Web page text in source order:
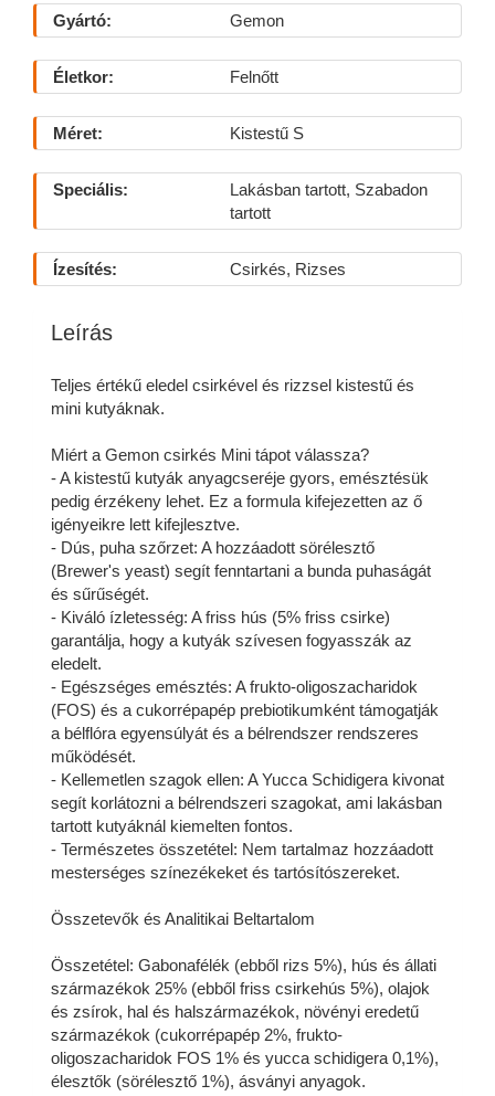
Gyártó: Gemon
Életkor: Felnőtt
Méret: Kistestű S
Speciális:
Lakásban tartott, Szabadon
tartott
Ízesítés: Csirkés, Rizses
Leírás
Teljes értékű eledel csirkével és rizzsel kistestű és
mini kutyáknak.
Miért a Gemon csirkés Mini tápot válassza?
- A kistestű kutyák anyagcseréje gyors, emésztésük
pedig érzékeny lehet. Ez a formula kifejezetten az ő
igényeikre lett kifejlesztve.
- Dús, puha szőrzet: A hozzáadott sörélesztő
(Brewer's yeast) segít fenntartani a bunda puhaságát
és sűrűségét.
- Kiváló ízletesség: A friss hús (5% friss csirke)
garantálja, hogy a kutyák szívesen fogyasszák az
eledelt.
- Egészséges emésztés: A frukto-oligoszacharidok
(FOS) és a cukorrépapép prebiotikumként támogatják
a bélflóra egyensúlyát és a bélrendszer rendszeres
működését.
- Kellemetlen szagok ellen: A Yucca Schidigera kivonat
segít korlátozni a bélrendszeri szagokat, ami lakásban
tartott kutyáknál kiemelten fontos.
- Természetes összetétel: Nem tartalmaz hozzáadott
mesterséges színezékeket és tartósítószereket.
Összetevők és Analitikai Beltartalom
Összetétel: Gabonafélék (ebből rizs 5%), hús és állati
származékok 25% (ebből friss csirkehús 5%), olajok
és zsírok, hal és halszármazékok, növényi eredetű
származékok (cukorrépapép 2%, frukto-
oligoszacharidok FOS 1% és yucca schidigera 0,1%),
élesztők (sörélesztő 1%), ásványi anyagok.